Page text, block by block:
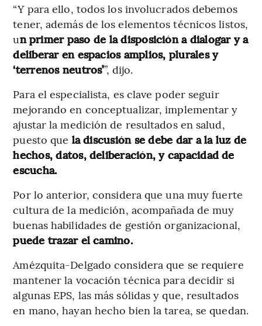
“Y para ello, todos los involucrados debemos
tener, además de los elementos técnicos listos,
un primer paso de la disposición a dialogar y a
deliberar en espacios amplios, plurales y
‘terrenos neutros’”, dijo.
Para el especialista, es clave poder seguir
mejorando en conceptualizar, implementar y
ajustar la medición de resultados en salud,
puesto que la discusión se debe dar a la luz de
hechos, datos, deliberación, y capacidad de
escucha.
Por lo anterior, considera que una muy fuerte
cultura de la medición, acompañada de muy
buenas habilidades de gestión organizacional,
puede trazar el camino.
Amézquita-Delgado considera que se requiere
mantener la vocación técnica para decidir si
algunas EPS, las más sólidas y que, resultados
en mano, hayan hecho bien la tarea, se quedan.